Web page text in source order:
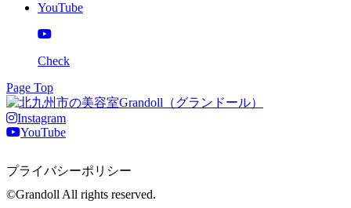
YouTube
Check
Page Top
Instagram
YouTube
プライバシーポリシー
©Grandoll All rights reserved.